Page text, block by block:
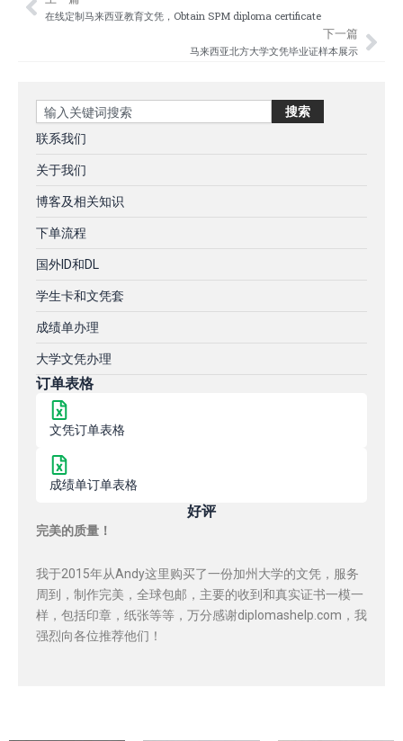
Prev
在线定制马来西亚教育文凭，Obtain SPM diploma certificate
下一篇
马来西亚北方大学文凭毕业证样本展示
Search 搜索
联系我们
关于我们
博客及相关知识
下单流程
国外ID和DL
学生卡和文凭套
成绩单办理
大学文凭办理
订单表格
文凭订单表格
成绩单订单表格
好评
完美的质量！
我于2015年从Andy这里购买了一份加州大学的文凭，服务
周到，制作完美，全球包邮，主要的收到和真实证书一模一
样，包括印章，纸张等等，万分感谢diplomashelp.com，我
强烈向各位推荐他们！